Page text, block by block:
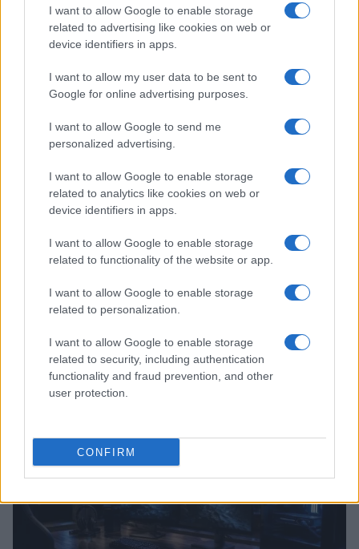
I want to allow Google to enable storage
related to advertising like cookies on web or
device identifiers in apps.
I want to allow my user data to be sent to
Google for online advertising purposes.
I want to allow Google to send me
personalized advertising.
I want to allow Google to enable storage
related to analytics like cookies on web or
device identifiers in apps.
I want to allow Google to enable storage
related to functionality of the website or app.
I want to allow Google to enable storage
related to personalization.
I want to allow Google to enable storage
related to security, including authentication
functionality and fraud prevention, and other
user protection.
CONFIRM
Continua a leggere
OpTic Gaming difende il titolo alla Esports World Cup
2026 con Black Ops 7
Francesca Lombardi · 10 Ago 2026